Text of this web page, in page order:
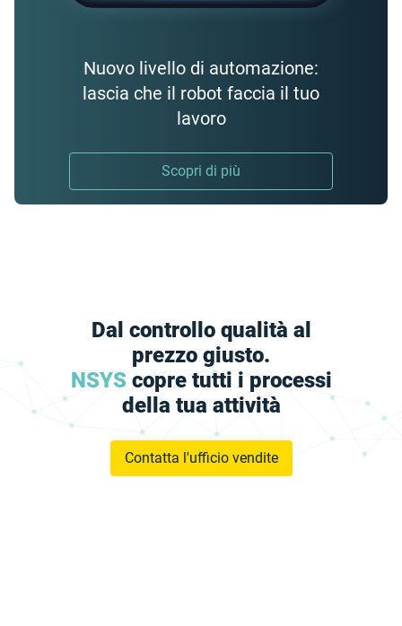
Nuovo livello di automazione:
lascia che il robot faccia il tuo
lavoro
Scopri di più
Dal controllo qualità al
prezzo giusto.
NSYScopre tutti i processi
della tua attività
Contatta l'ufficio vendite